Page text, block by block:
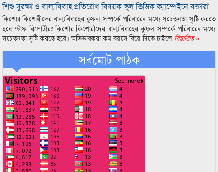
শিশু সুরক্ষা ও বাল্যবিবাহ প্রতিরোধ বিষয়ক স্কুল ভিত্তিক ক্যাম্পেইনে বক্তারা
কিশোর কিশোরীদের বাল্যবিবাহের কুফল সম্পর্কে পরিবারের মধ্যে সচেতনতা সৃষ্টি করতে
হবে স্টাফ রিপোর্টারঃ কিশোর কিশোরীদের বাল্যবিবাহের কুফল সম্পর্কে পরিবারের মধ্যে
সচেতনতা সৃষ্টি করতে হবে। অভিভাবকরা কম বয়সে বিয়ে দিতে চাইলে বিস্তারিত »
সর্বমোট পাঠক